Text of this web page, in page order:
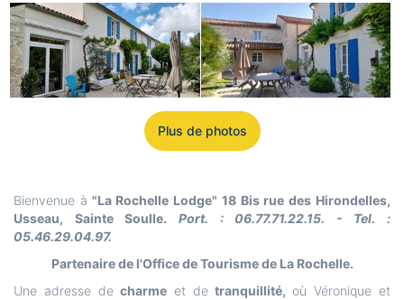
Plus de photos
Bienvenue à "La Rochelle Lodge" 18 Bis rue des Hirondelles,
Usseau, Sainte Soulle. Port. : 06.77.71.22.15. - Tel. :
05.46.29.04.97.
Partenaire de l'Office de Tourisme de La Rochelle.
Une adresse decharme et detranquillité, où Véronique et